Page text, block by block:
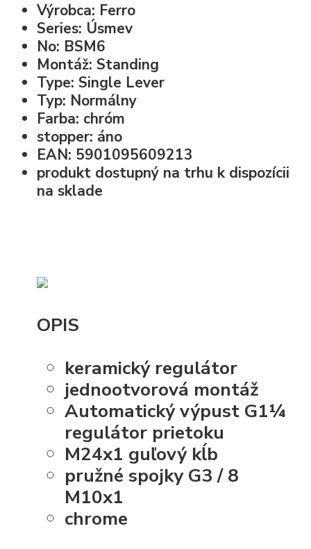
Výrobca: Ferro
Series: Úsmev
No: BSM6
Montáž: Standing
Type: Single Lever
Typ: Normálny
Farba: chróm
stopper: áno
EAN: 5901095609213
produkt dostupný na trhu k dispozícii
na sklade
OPIS
keramický regulátor
jednootvorová montáž
Automatický výpust G1¼
regulátor prietoku
M24x1 guľový kĺb
pružné spojky G3 / 8
M10x1
chrome